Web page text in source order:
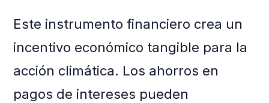
Este instrumento financiero crea un
incentivo económico tangible para la
acción climática. Los ahorros en
pagos de intereses pueden